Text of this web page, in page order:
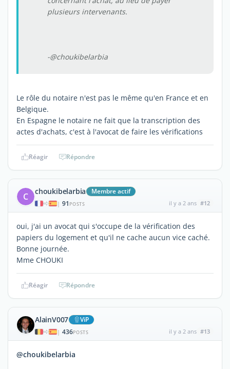
plusieurs intervenants.
-@choukibelarbia
Le rôle du notaire n'est pas le même qu'en France et en
Belgique.
En Espagne le notaire ne fait que la transcription des
actes d'achats, c'est à l'avocat de faire les vérifications
Réagir Répondre
C choukibelarbia Membre actif
| 91 POSTS il y a 2 ans #12
oui, j'ai un avocat qui s'occupe de la vérification des
papiers du logement et qu'il ne cache aucun vice caché.
Bonne journée.
Mme CHOUKI
Réagir Répondre
AlainV007 ViP
| 436POSTS il y a 2 ans #13
@choukibelarbia